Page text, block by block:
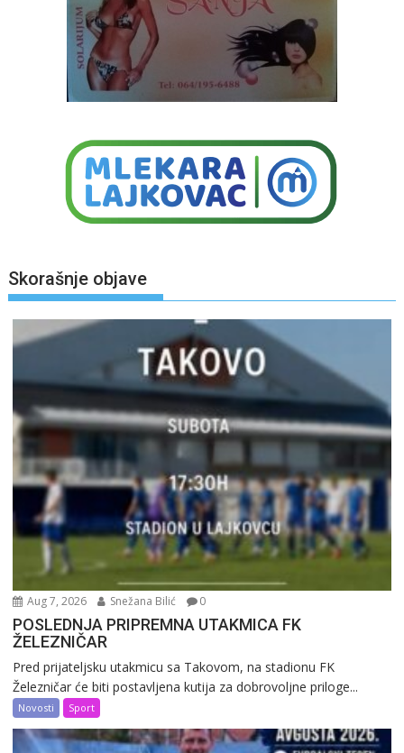
Skorašnje objave
Aug 7, 2026 Snežana Bilić 0
POSLEDNJA PRIPREMNA UTAKMICA FK
ŽELEZNIČAR
Pred prijateljsku utakmicu sa Takovom, na stadionu FK
Železničar će biti postavljena kutija za dobrovoljne priloge...
Novosti Sport